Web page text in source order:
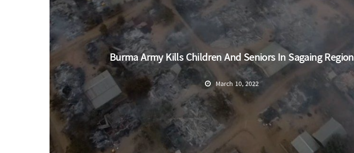
Burma Army Kills Children And Seniors In Sagaing Region
March 10, 2022